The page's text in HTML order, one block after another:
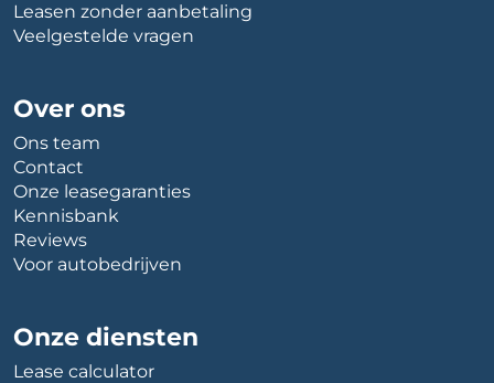
Leasen zonder aanbetaling
Veelgestelde vragen
Over ons
Ons team
Contact
Onze leasegaranties
Kennisbank
Reviews
Voor autobedrijven
Onze diensten
Lease calculator